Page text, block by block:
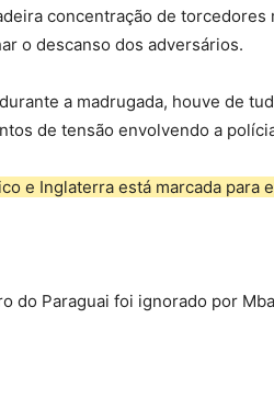
concentração de
o descanso dos adversários.
a madrugada, houve de
de tensão envolvendo a
e Inglaterra está marcada para
do Paraguai foi ignorado por